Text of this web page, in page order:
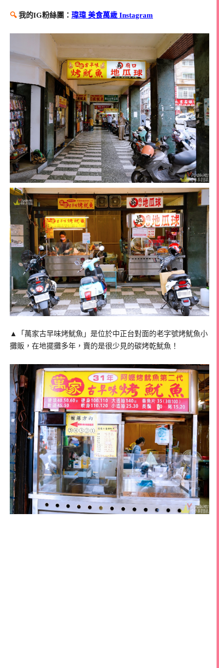
🔍我的IG粉絲團： 瑋瑋 美食萬歲 Instagram
▲「萬家古早味烤魷魚」是位於中正台對面的老字號烤魷魚小
攤販，在地擺攤多年，賣的是很少見的碳烤乾魷魚！